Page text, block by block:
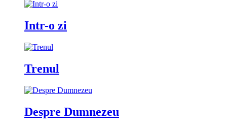
Intr-o zi
Trenul
Despre Dumnezeu